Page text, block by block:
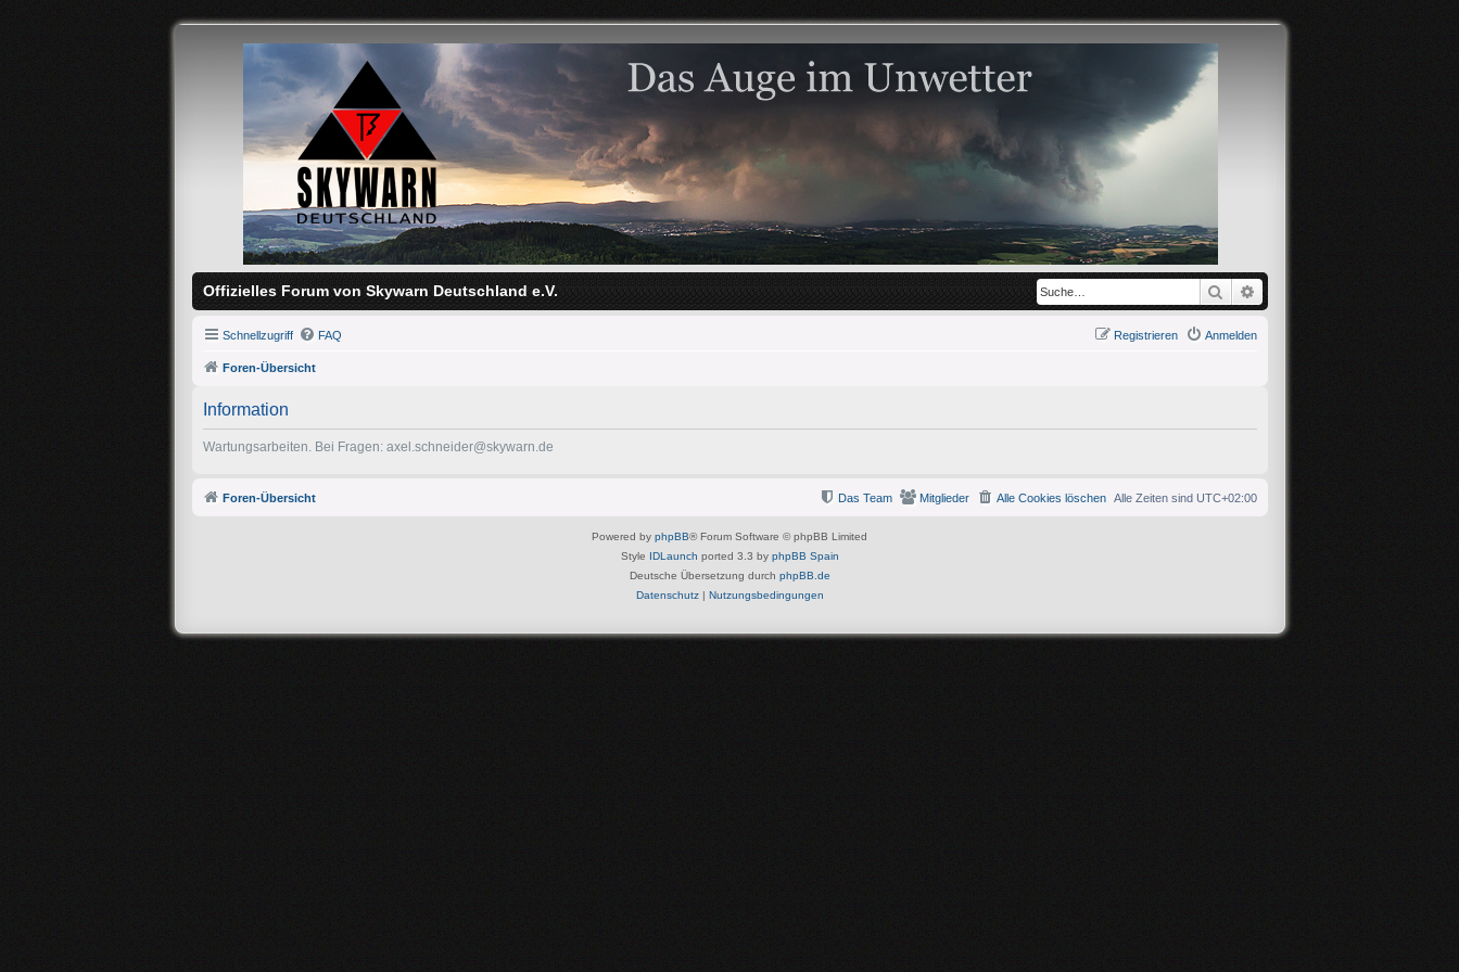
Offizielles Forum von Skywarn Deutschland e.V. Suche
Schnellzugriff FAQ Anmelden
Registrieren
Foren-Übersicht
Information
Wartungsarbeiten. Bei Fragen: axel.schneider@skywarn.de
Foren-Übersicht Alle Zeiten sind UTC+02:00
Alle Cookies löschen
Mitglieder
Das Team
Powered by phpBB® Forum Software © phpBB Limited
Style IDLaunch ported 3.3 by phpBB Spain
Deutsche Übersetzung durch phpBB.de
Datenschutz| Nutzungsbedingungen